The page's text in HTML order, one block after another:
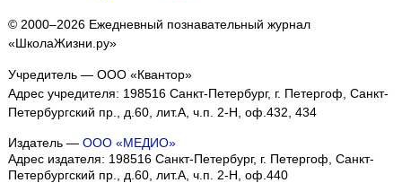
© 2000–2026 Ежедневный познавательный журнал
«ШколаЖизни.ру»
Учредитель — ООО «Квантор»
Адрес учредителя: 198516 Санкт-Петербург, г. Петергоф, Санкт-
Петербургский пр., д.60, лит.А, ч.п. 2-Н, оф.432, 434
Издатель — ООО «МЕДИО»
Адрес издателя: 198516 Санкт-Петербург, г. Петергоф, Санкт-
Петербургский пр., д.60, лит.А, ч.п. 2-Н, оф.440